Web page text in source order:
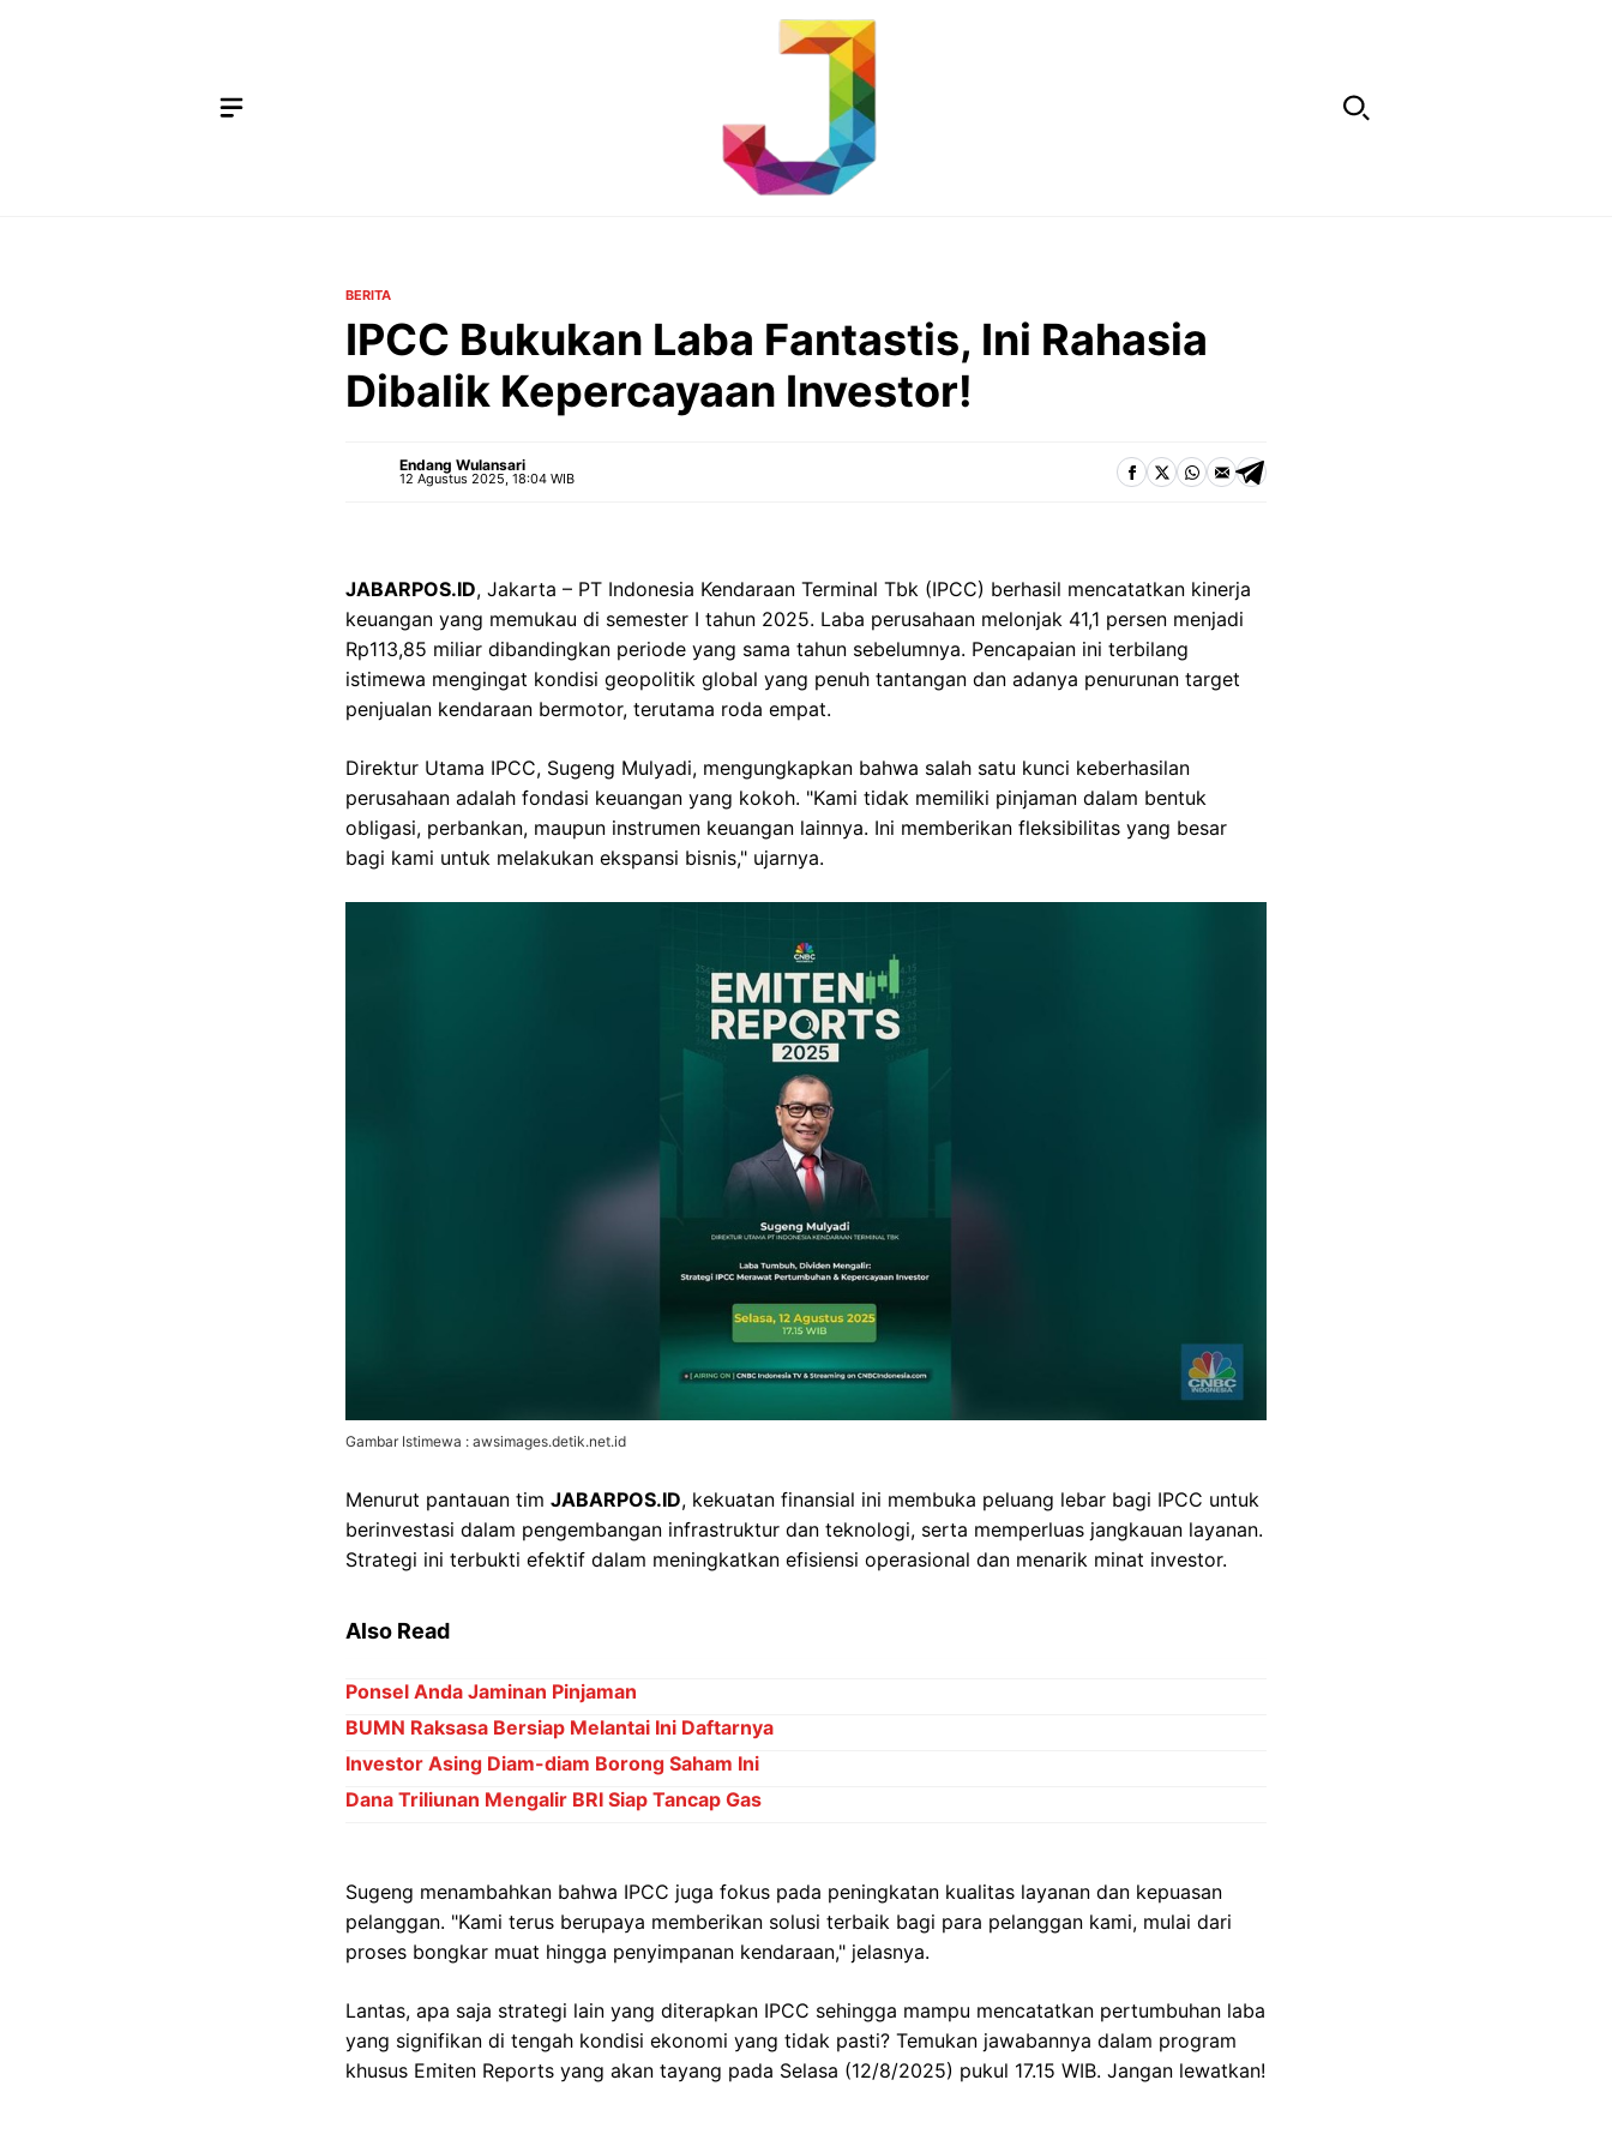
BERITA
IPCC Bukukan Laba Fantastis, Ini Rahasia
Dibalik Kepercayaan Investor!
Endang Wulansari
12 Agustus 2025, 18:04 WIB
JABARPOS.ID, Jakarta – PT Indonesia Kendaraan Terminal Tbk (IPCC) berhasil mencatatkan kinerja
keuangan yang memukau di semester I tahun 2025. Laba perusahaan melonjak 41,1 persen menjadi
Rp113,85 miliar dibandingkan periode yang sama tahun sebelumnya. Pencapaian ini terbilang
istimewa mengingat kondisi geopolitik global yang penuh tantangan dan adanya penurunan target
penjualan kendaraan bermotor, terutama roda empat.
Direktur Utama IPCC, Sugeng Mulyadi, mengungkapkan bahwa salah satu kunci keberhasilan
perusahaan adalah fondasi keuangan yang kokoh. "Kami tidak memiliki pinjaman dalam bentuk
obligasi, perbankan, maupun instrumen keuangan lainnya. Ini memberikan fleksibilitas yang besar
bagi kami untuk melakukan ekspansi bisnis," ujarnya.
Gambar Istimewa : awsimages.detik.net.id
Menurut pantauan tim JABARPOS.ID, kekuatan finansial ini membuka peluang lebar bagi IPCC untuk
berinvestasi dalam pengembangan infrastruktur dan teknologi, serta memperluas jangkauan layanan.
Strategi ini terbukti efektif dalam meningkatkan efisiensi operasional dan menarik minat investor.
Also Read
Ponsel Anda Jaminan Pinjaman
BUMN Raksasa Bersiap Melantai Ini Daftarnya
Investor Asing Diam-diam Borong Saham Ini
Dana Triliunan Mengalir BRI Siap Tancap Gas
Sugeng menambahkan bahwa IPCC juga fokus pada peningkatan kualitas layanan dan kepuasan
pelanggan. "Kami terus berupaya memberikan solusi terbaik bagi para pelanggan kami, mulai dari
proses bongkar muat hingga penyimpanan kendaraan," jelasnya.
Lantas, apa saja strategi lain yang diterapkan IPCC sehingga mampu mencatatkan pertumbuhan laba
yang signifikan di tengah kondisi ekonomi yang tidak pasti? Temukan jawabannya dalam program
khusus Emiten Reports yang akan tayang pada Selasa (12/8/2025) pukul 17.15 WIB. Jangan lewatkan!